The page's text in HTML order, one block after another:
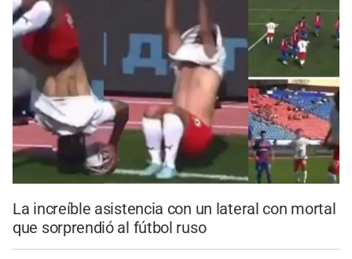
La increíble asistencia con un lateral con mortal
que sorprendió al fútbol ruso